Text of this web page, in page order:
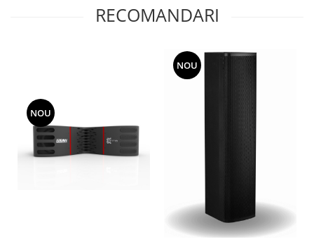
RECOMANDARI
NOU
NOU